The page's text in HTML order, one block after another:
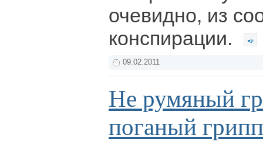
очевидно, из
конспирации.
09.02.2011
Не румяный
поганый